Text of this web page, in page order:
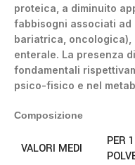
proteica, a diminuito
fabbisogni associati
bariatrica,
enterale. La presenza
fondamentali
psico-fisico e nel
Composizione
VALORI MEDI
PER